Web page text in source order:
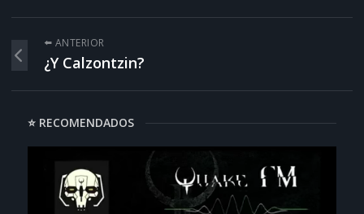
⬅️ ANTERIOR
¿Y Calzontzin?
⭐ RECOMENDADOS